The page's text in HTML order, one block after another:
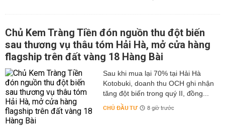
Chủ Kem Tràng Tiền đón nguồn thu đột biến
sau thương vụ thâu tóm Hải Hà, mở cửa hàng
flagship trên đất vàng 18 Hàng Bài
Sau khi mua lại 70% tại Hải Hà
Kotobuki, doanh thu OCH ghi nhận
tăng đột biến trong quý II, đồng...
CHỦ ĐẦU TƯ 8 giờ trước